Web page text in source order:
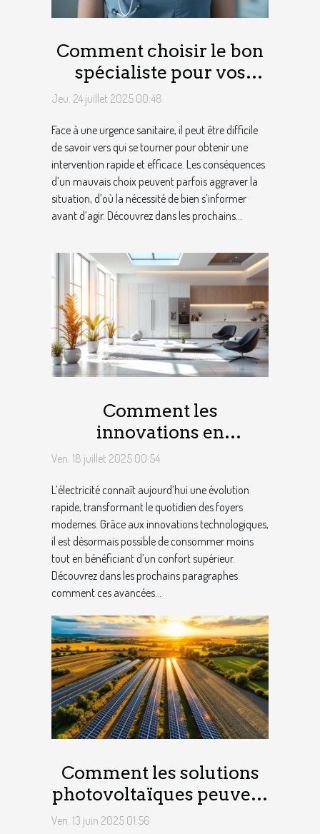
Comment choisir le bon
spécialiste pour vos
urgences sanitaires ?
Jeu. 24 juillet 2025 00:48
Face à une urgence sanitaire, il peut être difficile
de savoir vers qui se tourner pour obtenir une
intervention rapide et efficace. Les conséquences
d’un mauvais choix peuvent parfois aggraver la
situation, d’où la nécessité de bien s’informer
avant d’agir. Découvrez dans les prochains...
Comment les
innovations en
électricité renforcent
des foyers ?
Ven. 18 juillet 2025 00:54
L’électricité connaît aujourd’hui une évolution
rapide, transformant le quotidien des foyers
modernes. Grâce aux innovations technologiques,
il est désormais possible de consommer moins
tout en bénéficiant d’un confort supérieur.
Découvrez dans les prochains paragraphes
comment ces avancées...
Comment les solutions
photovoltaïques peuvent
transformer le secteur
Ven. 13 juin 2025 01:56